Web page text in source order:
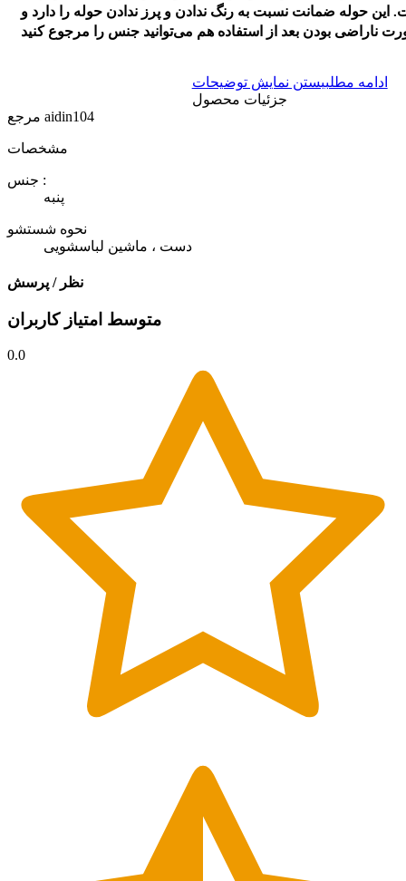
می‌باشد که بسیار لطیف و آبگیر است. سایز این حوله‌های دستی ۴۰×۸۰ است. این حوله ضمانت نسبت به رنگ ندادن و پرز ندادن حوله را دارد و
ادامه مطلببستن نمایش توضیحات
جزئیات محصول
aidin104
مشخصات
جنس :
پنبه
نحوه شستشو
دست ، ماشین لباسشویی
نظر / پرسش
متوسط امتیاز کاربران
0.0